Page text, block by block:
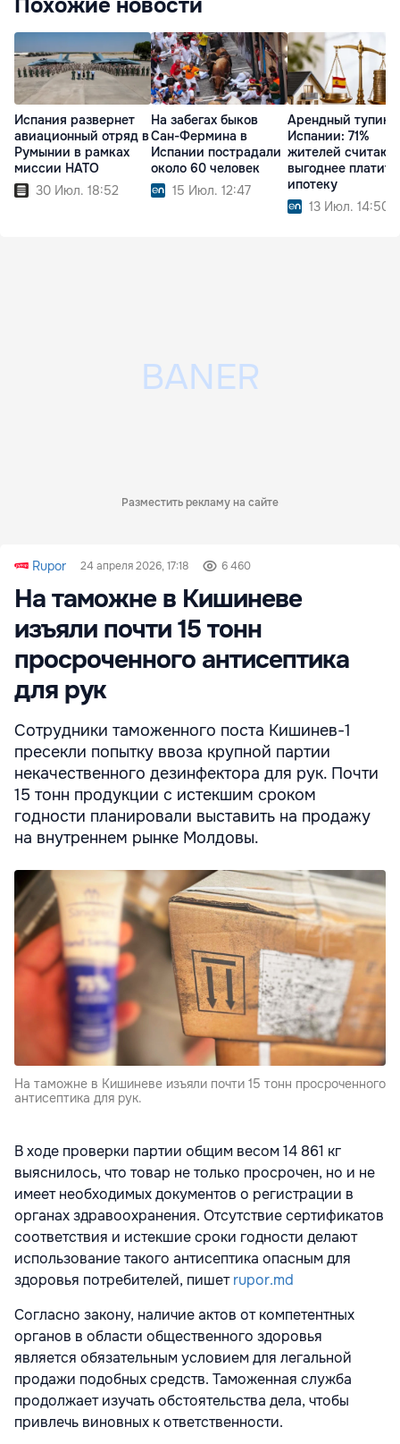
Похожие новости
Испания развернет
авиационный отряд в
Румынии в рамках
миссии НАТО
30 Июл. 18:52
На забегах быков
Сан-Фермина в
Испании пострадали
около 60 человек
15 Июл. 12:47
Арендный тупик в
Испании: 71%
жителей
выгоднее платить
ипотеку
13 Июл. 14:50
Разместить рекламу на сайте
Rupor 24 апреля 2026, 17:18 6 460
На таможне в Кишиневе
изъяли почти 15 тонн
просроченного антисептика
для рук
Сотрудники таможенного поста Кишинев-1
пресекли попытку ввоза крупной партии
некачественного дезинфектора для рук. Почти
15 тонн продукции с истекшим сроком
годности планировали выставить на продажу
на внутреннем рынке Молдовы.
На таможне в Кишиневе изъяли почти 15 тонн просроченного
антисептика для рук.
В ходе проверки партии общим весом 14 861 кг
выяснилось, что товар не только просрочен, но и не
имеет необходимых документов о регистрации в
органах здравоохранения. Отсутствие сертификатов
соответствия и истекшие сроки годности делают
использование такого антисептика опасным для
здоровья потребителей, пишетrupor.md
Согласно закону, наличие актов от компетентных
органов в области общественного здоровья
является обязательным условием для легальной
продажи подобных средств. Таможенная служба
продолжает изучать обстоятельства дела, чтобы
привлечь виновных к ответственности.